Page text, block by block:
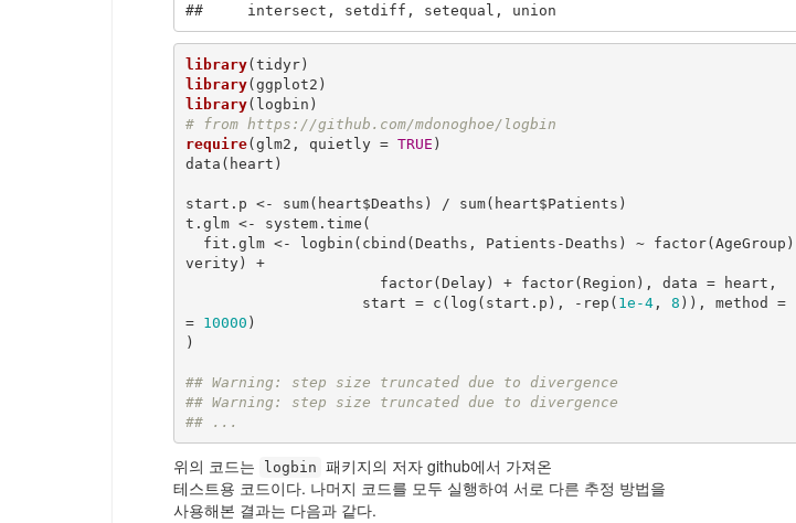
##     intersect, setdiff, setequal, union
library
library
library
# from https://github.com/mdonoghoe/logbin
require(glm2, quietly = TRUE )
data(heart)
start.p <- sum(heart$Deaths) / sum(heart$Patients)
t.glm <- system.time(
verity) +
                    start = c(log(start.p), -rep(
1e-4, 8 )), method =
= 10000 )
)
## Warning: step size truncated due to divergence
## Warning: step size truncated due to divergence
## ...
위의 코드는 logbin 패키지의 저자 github에서 가져온
테스트용 코드이다. 나머지 코드를 모두 실행하여 서로 다른 추정 방법을
사용해본 결과는 다음과 같다.